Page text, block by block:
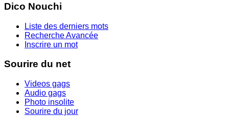
Dico Nouchi
Liste des derniers mots
Recherche Avancée
Inscrire un mot
Sourire du net
Videos gags
Audio gags
Photo insolite
Sourire du jour